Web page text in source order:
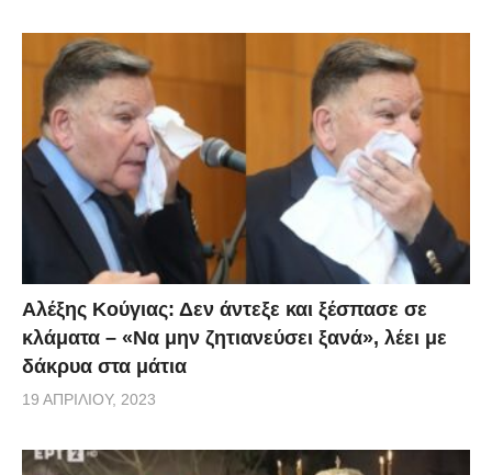
του πρωθυπουργού, της κυβέρνησης και του
Σερραίου υφυπουργού Εξωτερικών Μάρκου
Μπόλαρη.
Αλέξης Κούγιας: Δεν άντεξε και ξέσπασε σε
κλάματα – «Να μην ζητιανεύσει ξανά», λέει με
δάκρυα στα μάτια
19 ΑΠΡΙΛΊΟΥ, 2023